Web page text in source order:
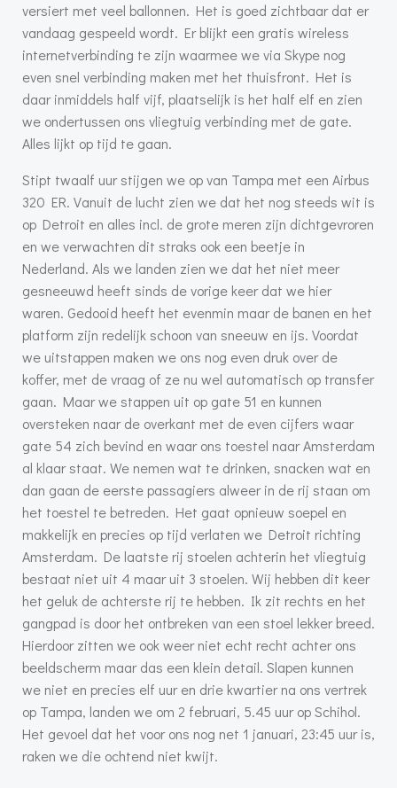
versiert met veel ballonnen. Het is goed zichtbaar dat er
vandaag gespeeld wordt. Er blijkt een gratis wireless
internetverbinding te zijn waarmee we via Skype nog
even snel verbinding maken met het thuisfront. Het is
daar inmiddels half vijf, plaatselijk is het half elf en zien
we ondertussen ons vliegtuig verbinding met de gate.
Alles lijkt op tijd te gaan.
Stipt twaalf uur stijgen we op van Tampa met een Airbus
320 ER. Vanuit de lucht zien we dat het nog steeds wit is
op Detroit en alles incl. de grote meren zijn dichtgevroren
en we verwachten dit straks ook een beetje in
Nederland. Als we landen zien we dat het niet meer
gesneeuwd heeft sinds de vorige keer dat we hier
waren. Gedooid heeft het evenmin maar de banen en het
platform zijn redelijk schoon van sneeuw en ijs. Voordat
we uitstappen maken we ons nog even druk over de
koffer, met de vraag of ze nu wel automatisch op transfer
gaan. Maar we stappen uit op gate 51 en kunnen
oversteken naar de overkant met de even cijfers waar
gate 54 zich bevind en waar ons toestel naar Amsterdam
al klaar staat. We nemen wat te drinken, snacken wat en
dan gaan de eerste passagiers alweer in de rij staan om
het toestel te betreden. Het gaat opnieuw soepel en
makkelijk en precies op tijd verlaten we Detroit richting
Amsterdam. De laatste rij stoelen achterin het vliegtuig
bestaat niet uit 4 maar uit 3 stoelen. Wij hebben dit keer
het geluk de achterste rij te hebben. Ik zit rechts en het
gangpad is door het ontbreken van een stoel lekker breed.
Hierdoor zitten we ook weer niet echt recht achter ons
beeldscherm maar das een klein detail. Slapen kunnen
we niet en precies elf uur en drie kwartier na ons vertrek
op Tampa, landen we om 2 februari, 5.45 uur op Schihol.
Het gevoel dat het voor ons nog net 1 januari, 23:45 uur is,
raken we die ochtend niet kwijt.